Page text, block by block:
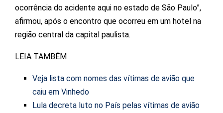
ocorrência do acidente aqui no estado de São Paulo”,
afirmou, após o encontro que ocorreu em um hotel na
região central da capital paulista.
LEIA TAMBÉM
Veja lista com nomes das vítimas de avião que
caiu em Vinhedo
Lula decreta luto no País pelas vítimas de avião